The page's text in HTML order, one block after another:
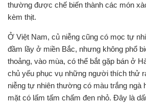
thường được chế biến thành các món
kèm thịt.
Ở Việt Nam, củ niễng cũng có mọc tự
đầm lầy ở miền Bắc, nhưng không phổ
thoảng, vào mùa, có thể bắt gặp bán ở
chủ yếu phục vụ những người thích thử
niễng tự nhiên thường có màu trắng ngà
mặt có lấm tấm chấm đen nhỏ. Đây là